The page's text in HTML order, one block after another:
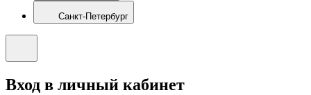
Санкт-Петербург
Вход в личный кабинет